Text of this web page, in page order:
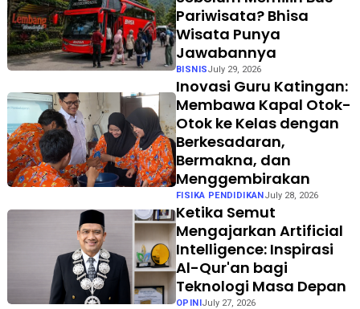
Pariwisata? Bhisa
Wisata Punya
Jawabannya
BISNISJuly 29, 2026
Inovasi Guru Katingan:
Membawa Kapal Otok-
Otok ke Kelas dengan
Berkesadaran,
Bermakna, dan
Menggembirakan
FISIKA PENDIDIKANJuly 28, 2026
Ketika Semut
Mengajarkan Artificial
Intelligence: Inspirasi
Al-Qur'an bagi
Teknologi Masa Depan
OPINIJuly 27, 2026